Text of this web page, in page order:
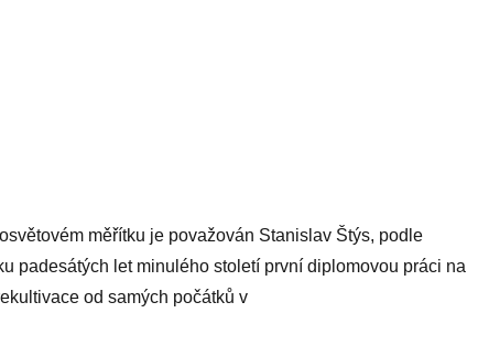
měřítku je považován Stanislav Štýs, podle
padesátých let minulého století první diplomovou práci na
od samých počátků v